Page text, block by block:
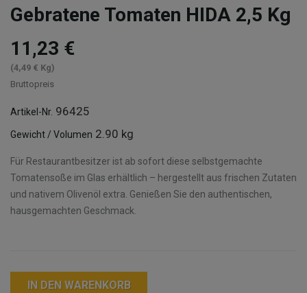
Gebratene Tomaten HIDA 2,5 Kg
11,23 €
(4,49 € Kg)
Bruttopreis
Artikel-Nr. 96425
Gewicht / Volumen 2.90 kg
Für Restaurantbesitzer ist ab sofort diese selbstgemachte
Tomatensoße im Glas erhältlich – hergestellt aus frischen Zutaten
und nativem Olivenöl extra. Genießen Sie den authentischen,
hausgemachten Geschmack.
IN DEN WARENKORB